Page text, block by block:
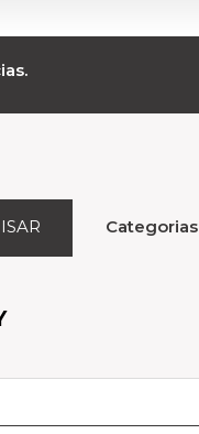
Categorias